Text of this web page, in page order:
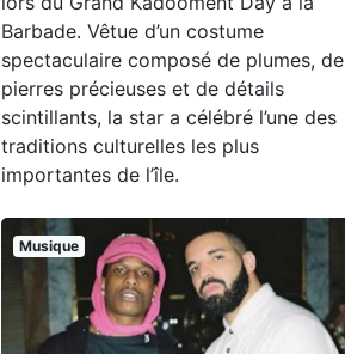
Barbade. Vêtue d’un costume
spectaculaire composé de plumes, de
pierres précieuses et de détails
scintillants, la star a célébré l’une des
traditions culturelles les plus
importantes de l’île.
Musique